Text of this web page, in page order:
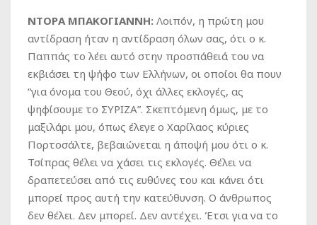
ΝΤΟΡΑ ΜΠΑΚΟΓΙΑΝΝΗ: Λοιπόν, η πρώτη μου
αντίδραση ήταν η αντίδραση όλων σας, ότι ο κ.
Παππάς το λέει αυτό στην προσπάθειά του να
εκβιάσει τη ψήφο των Ελλήνων, οι οποίοι θα πουν
“για όνομα του Θεού, όχι άλλες εκλογές, ας
ψηφίσουμε το ΣΥΡΙΖΑ”. Σκεπτόμενη όμως, με το
μαξιλάρι μου, όπως έλεγε ο Χαρίλαος κύριες
Πορτοσάλτε, βεβαιώνεται η άποψή μου ότι ο κ.
Τσίπρας θέλει να χάσει τις εκλογές. Θέλει να
δραπετεύσει από τις ευθύνες του και κάνει ότι
μπορεί προς αυτή την κατεύθυνση. Ο άνθρωπος
δεν θέλει. Δεν μπορεί. Δεν αντέχει. Έτσι για να το